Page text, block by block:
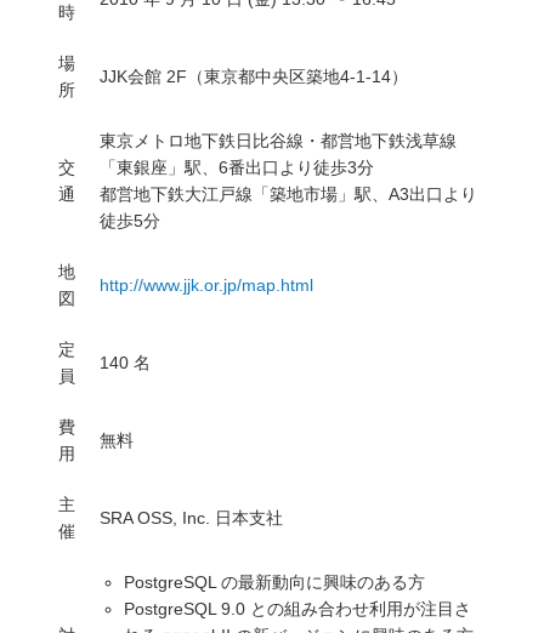
時
場
所
JJK会館 2F（東京都中央区築地4-1-14）
交
通
東京メトロ地下鉄日比谷線・都営地下鉄浅草線
「東銀座」駅、6番出口より徒歩3分
都営地下鉄大江戸線「築地市場」駅、A3出口より
徒歩5分
地
図
http://www.jjk.or.jp/map.html
定
員
140 名
費
用
無料
主
催
SRA OSS, Inc. 日本支社
PostgreSQL の最新動向に興味のある方
PostgreSQL 9.0 との組み合わせ利用が注目さ